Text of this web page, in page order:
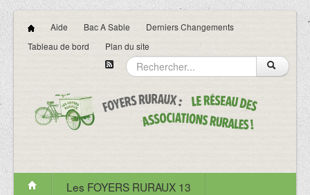
Aide Bac A Sable
Derniers Changements
Tableau de bord
Plan du site
Les FOYERS RURAUX 13